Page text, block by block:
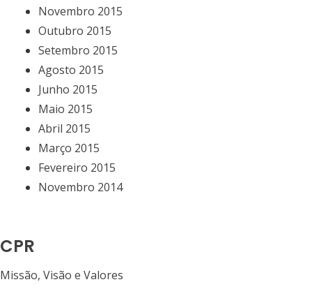
Novembro 2015
Outubro 2015
Setembro 2015
Agosto 2015
Junho 2015
Maio 2015
Abril 2015
Março 2015
Fevereiro 2015
Novembro 2014
CPR
Missão, Visão e Valores